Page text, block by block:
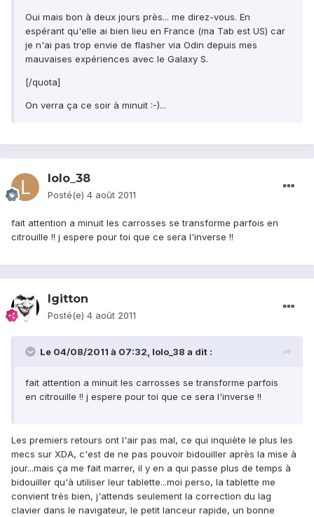
Oui mais bon à deux jours près... me direz-vous. En
espérant qu'elle ai bien lieu en France (ma Tab est US) car
je n'ai pas trop envie de flasher via Odin depuis mes
mauvaises expériences avec le Galaxy S.
[/quota]
On verra ça ce soir à minuit :-)...
lolo_38
Posté(e) 4 août 2011
fait attention a minuit les carrosses se transforme parfois en
citrouille !! j espere pour toi que ce sera l'inverse !!
lgitton
Posté(e) 4 août 2011
Le 04/08/2011 à 07:32, lolo_38 a dit :
fait attention a minuit les carrosses se transforme parfois
en citrouille !! j espere pour toi que ce sera l'inverse !!
Les premiers retours ont l'air pas mal, ce qui inquiète le plus les
mecs sur XDA, c'est de ne pas pouvoir bidouiller après la mise à
jour...mais ça me fait marrer, il y en a qui passe plus de temps à
bidouiller qu'à utiliser leur tablette...moi perso, la tablette me
convient très bien, j'attends seulement la correction du lag
clavier dans le navigateur, le petit lanceur rapide, un bonne